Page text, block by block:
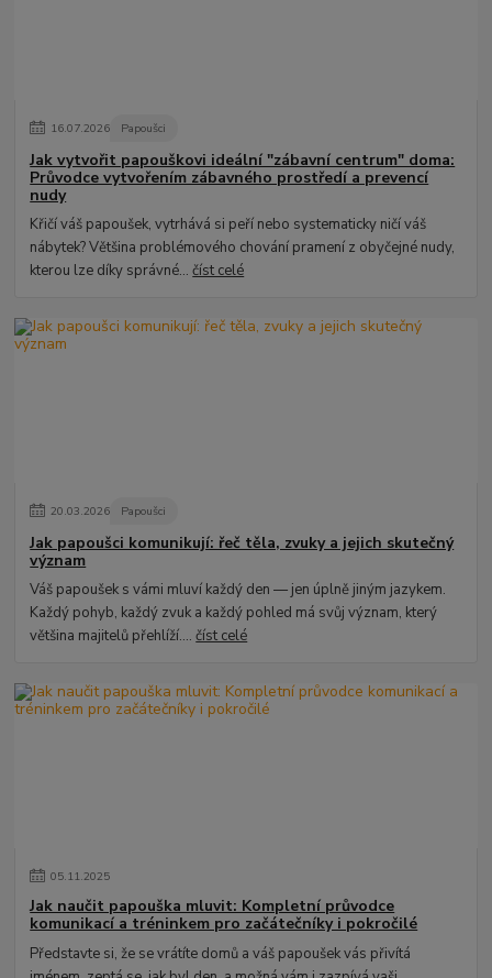
16.07.2026 Papoušci
Jak vytvořit papouškovi ideální "zábavní centrum" doma:
Průvodce vytvořením zábavného prostředí a prevencí
nudy
Křičí váš papoušek, vytrhává si peří nebo systematicky ničí váš
nábytek? Většina problémového chování pramení z obyčejné nudy,
kterou lze díky správné...číst celé
20.03.2026 Papoušci
Jak papoušci komunikují: řeč těla, zvuky a jejich skutečný
význam
Váš papoušek s vámi mluví každý den — jen úplně jiným jazykem.
Každý pohyb, každý zvuk a každý pohled má svůj význam, který
většina majitelů přehlíží....číst celé
05.11.2025
Jak naučit papouška mluvit: Kompletní průvodce
komunikací a tréninkem pro začátečníky i pokročilé
Představte si, že se vrátíte domů a váš papoušek vás přivítá